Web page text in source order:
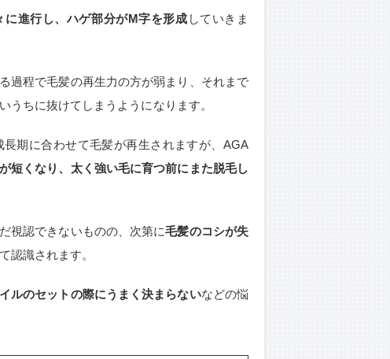
に進行し、ハゲ部分がM字を形成 していきま
過程で毛髪の再生力の方が弱まり、それまで
うちに抜けてしまうようになります。
期に合わせて毛髪が再生されますが、AGA
短くなり、太く強い毛に育つ前にまた脱毛し
視認できないものの、次第に毛髪のコシが失
認識されます。
ルのセットの際にうまく決まらないなどの悩